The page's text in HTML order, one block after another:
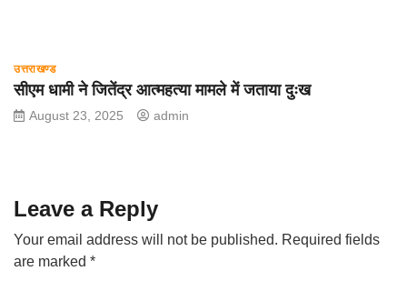
उत्तराखण्ड
सीएम धामी ने जितेंद्र आत्महत्या मामले में जताया दुःख
August 23, 2025 admin
Leave a Reply
Your email address will not be published. Required fields
are marked *